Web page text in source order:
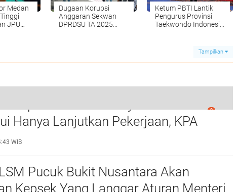
Medan
JPU
Dugaan Korupsi
Anggaran Sekwan
DPRDSU TA 2025
Ketum PBTI Lantik
Pengurus Provinsi
Taekwondo Indonesia
Tampilkan
Belawan, Pastikan Kondisi Kinerja Jajarannya
0
Korupsi Waterfront City Samosir: Eks
Hanya Lanjutkan Pekerjaan, KPA
Pengawasan Proyek
WIB
Pucuk Bukit Nusantara Akan
Kepsek Yang Langgar Aturan Menteri